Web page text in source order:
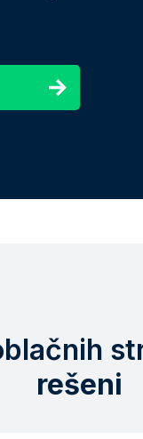
rešeni